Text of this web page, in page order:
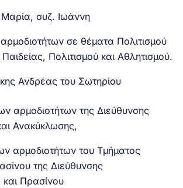
συζ. Ιωάννη
σε θέματα Πολιτισμού
Πολιτισμού και Αθλητισμού.
Ανδρέας του Σωτηρίου
αρμοδιοτήτων της Διεύθυνσης
Ανακύκλωσης,
αρμοδιοτήτων του Τμήματος
της Διεύθυνσης
Πρασίνου